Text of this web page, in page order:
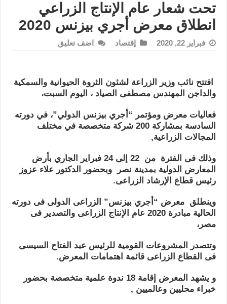
تحت شعار عام الإنتاج الزراعي
انطلاق معرض أجري بيزنس 2020
فبراير 22, 2020 إقتصاد اضف تعليق
افتتح نائب وزير الزراعة لشئون الثروة الحيوانية والسمكية
والداجن المهندس مصطفى الصياد ، اليوم السبت،
فعاليات معرض ومؤتمر “أجري بيزنس الدولي”، في دورته
السادسة بمشاركة 200 شركة متخصصة في مختلف
المجالات الزراعية,
وذلك فى الفترة من 22 إلى 24 فبراير الجاري بأرض
المعارض الدولية بمدينة نصر وبحضور الدكتور علاء عزوز
رئيس قطاع الإرشاد الزراعى.
وينطلق معرض “أجري بيزنس” الزراعى الدولى فى دورته
الحالية مبادرة 2020 عام الإنتاج الزراعى والتصدير فى
مصر،
وتتصدر المشروعات القومية للرئيس عبد الفتاح السيسى
فى القطاع الزراعى قائمة اهتمامات المعرض.
و يشهد المعرض إقامة 18 ندوة علمية متخصصة بحضور
خبراء محليين وعالميين ,